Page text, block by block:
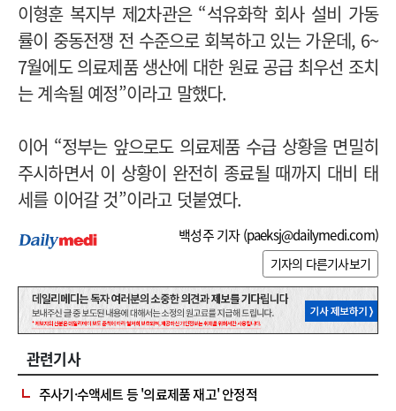
이형훈 복지부 제2차관은 “석유화학 회사 설비 가동
률이 중동전쟁 전 수준으로 회복하고 있는 가운데, 6~
7월에도 의료제품 생산에 대한 원료 공급 최우선 조치
는 계속될 예정”이라고 말했다.
이어 “정부는 앞으로도 의료제품 수급 상황을 면밀히
주시하면서 이 상황이 완전히 종료될 때까지 대비 태
세를 이어갈 것”이라고 덧붙였다.
백성주 기자 (paeksj@dailymedi.com)
기자의 다른기사보기
관련기사
주사기·수액세트 등 '의료제품 재고' 안정적